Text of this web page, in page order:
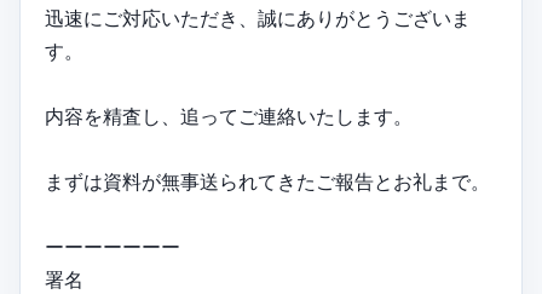
迅速にご対応いただき、誠にありがとうございま
す。
内容を精査し、追ってご連絡いたします。
まずは資料が無事送られてきたご報告とお礼まで。
ーーーーーーー
署名